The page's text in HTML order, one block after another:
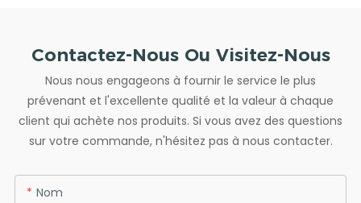
Contactez-Nous Ou Visitez-Nous
Nous nous engageons à fournir le service le plus
prévenant et l'excellente qualité et la valeur à chaque
client qui achète nos produits. Si vous avez des questions
sur votre commande, n'hésitez pas à nous contacter.
Nom